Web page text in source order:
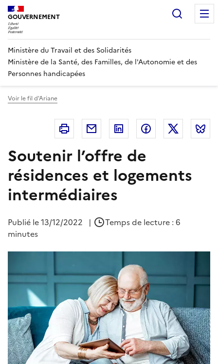
Panneau de gestion des cookies
GOUVERNEMENT
Ministère du Travail et des Solidarités
Ministère de la Santé, des Familles, de l'Autonomie et des
Personnes handicapées
Voir le fil d'Ariane
Imprimer Courriel Linkedin FacebookTwitter
Soutenir l’offre de
résidences et logements
intermédiaires
Publié le13/12/2022 |
Temps de lecture : 6
minutes